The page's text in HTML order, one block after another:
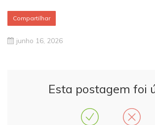
Compartilhar
junho 16, 2026
Esta postagem foi